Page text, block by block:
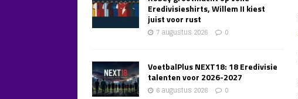
Eredivisieshirts, Willem II kiest
juist voor rust
7 augustus 2026 0
VoetbalPlus NEXT18: 18 Eredivisie
talenten voor 2026-2027
6 augustus 2026 0